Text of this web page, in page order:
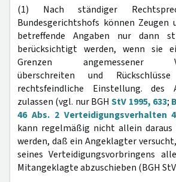
(1) Nach ständiger
Bundesgerichtshofs können
betreffende Angaben nur dann
berücksichtigt werden, wenn sie
Grenzen angemessener
überschreiten und
rechtsfeindliche Einstellung. des
zulassen (vgl. nur BGHStV 1995, 633;
46 Abs. 2 Verteidigungsverhalten 4
kann regelmäßig nicht allein daraus
werden, daß ein Angeklagter
seines Verteidigungsvorbringens
Mitangeklagte abzuschieben (BGH StV